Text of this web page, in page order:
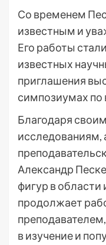
Со временем
известным и
Его работы
известных
приглашения
симпозиумах по
Благодаря
исследованиям,
Александр
фигур в области
продолжает
в изучение и